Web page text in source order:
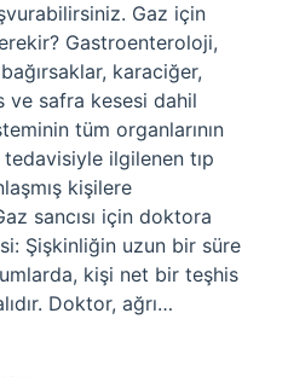
Gaz için
Gastroenteroloji,
karaciğer,
ve safra kesesi dahil
tüm organlarının
tedavisiyle ilgilenen tıp
kişilere
sancısı için doktora
Şişkinliğin uzun bir süre
kişi net bir teşhis
Doktor, ağrı…